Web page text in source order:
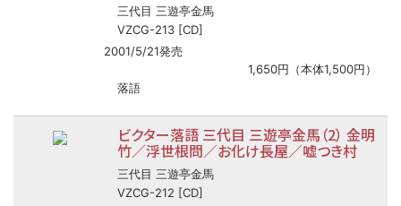
三代目 三遊亭金馬
VZCG-213 [CD]
2001/5/21発売
1,650円（本体1,500円）
落語
ビクター落語 三代目 三遊亭金馬（2） 金明
竹／浮世根問／お化け長屋／嘘つき村
三代目 三遊亭金馬
VZCG-212 [CD]